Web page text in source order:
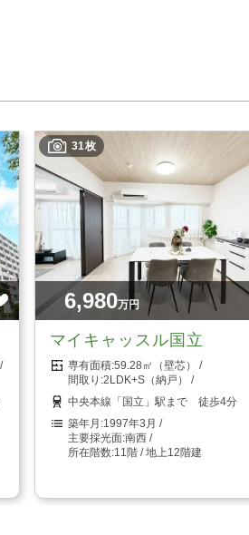
31枚
6,980万円
マイキャッスル国立
59.28㎡（壁芯）
2LDK+S（納戸）
中央本線「国立」駅まで 徒歩4分
1997年3月
南西
11階 / 地上12階建